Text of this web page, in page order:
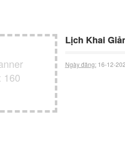
160
Lịch Khai
Ngày đăng:16-12-